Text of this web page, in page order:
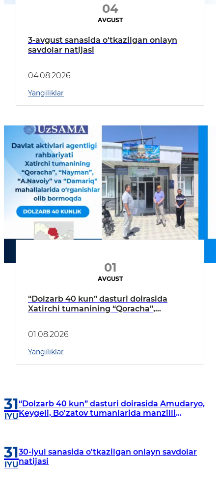
04
AVGUST
3-avgust sanasida o'tkazilgan onlayn
savdolar natijasi
04.08.2026
Yangiliklar
01
AVGUST
“Dolzarb 40 kun” dasturi doirasida
Xatirchi tumanining “Qoracha”,
borildi
01.08.2026
Yangiliklar
31
IYU
“Dolzarb 40 kun” dasturi doirasida Amudaryo,
Keygeli, Bo'zatov tumanlarida manzilli
31
IYU
30-iyul sanasida o'tkazilgan onlayn savdolar
natijasi